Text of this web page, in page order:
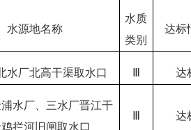
水源地名称
水质
类别
达标
水厂北高干渠取水口 达
水厂、三水厂晋江干
拦河旧闸取水口
达